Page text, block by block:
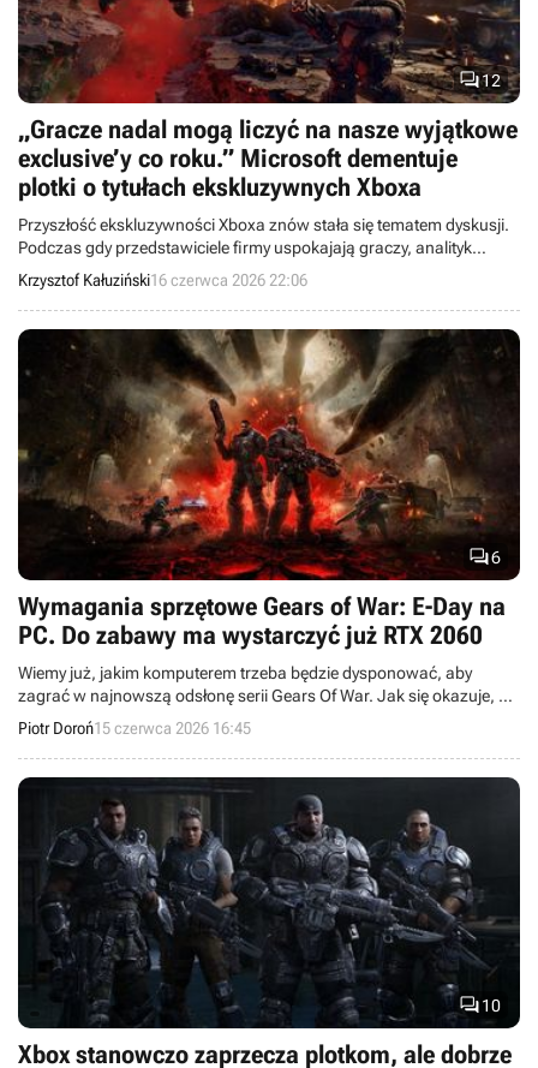
12
„Gracze nadal mogą liczyć na nasze wyjątkowe
exclusive’y co roku.” Microsoft dementuje
plotki o tytułach ekskluzywnych Xboxa
Przyszłość ekskluzywności Xboxa znów stała się tematem dyskusji.
Podczas gdy przedstawiciele firmy uspokajają graczy, analityk
uważa, że Gears of War: E-Day i Clockwork Revolution mogą paść
ofiarą nowej strategii Microsoftu.
Krzysztof Kałuziński16 czerwca 2026 22:06
6
Wymagania sprzętowe Gears of War: E-Day na
PC. Do zabawy ma wystarczyć już RTX 2060
Wiemy już, jakim komputerem trzeba będzie dysponować, aby
zagrać w najnowszą odsłonę serii Gears Of War. Jak się okazuje, E-
Day z powracającym Marcusem Fenixem nie będzie przesadnym
wyzwaniem dla naszych PC.
Piotr Doroń15 czerwca 2026 16:45
10
Xbox stanowczo zaprzecza plotkom, ale dobrze